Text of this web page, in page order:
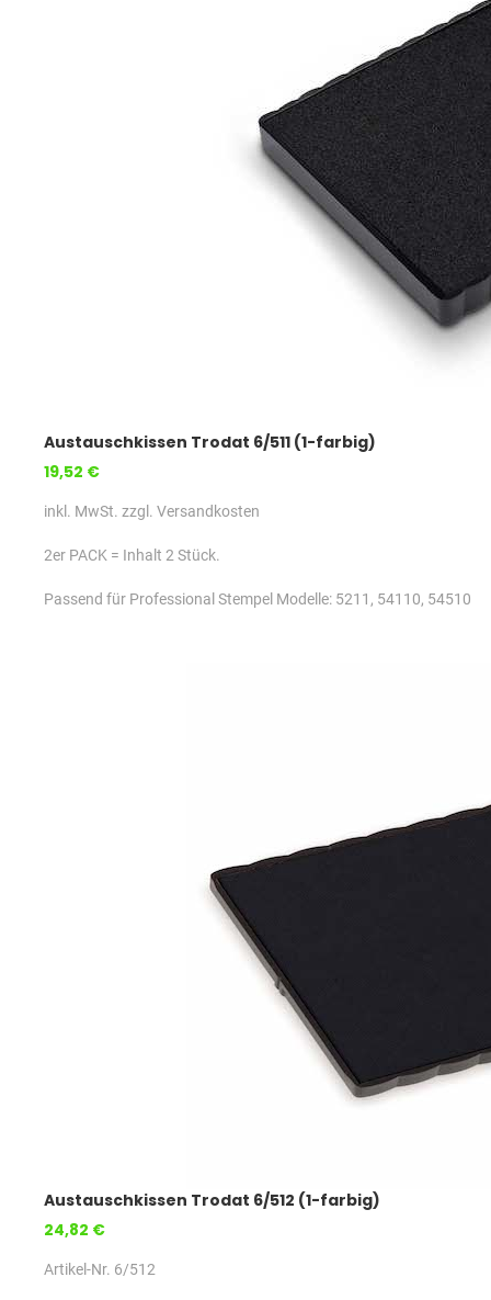
Austauschkissen Trodat 6/511 (1-farbig)
19,52 €
inkl. MwSt. zzgl. Versandkosten
2er PACK = Inhalt 2 Stück.
Passend für Professional Stempel Modelle: 5211, 54110, 54510
Austauschkissen Trodat 6/512 (1-farbig)
24,82 €
Artikel-Nr. 6/512